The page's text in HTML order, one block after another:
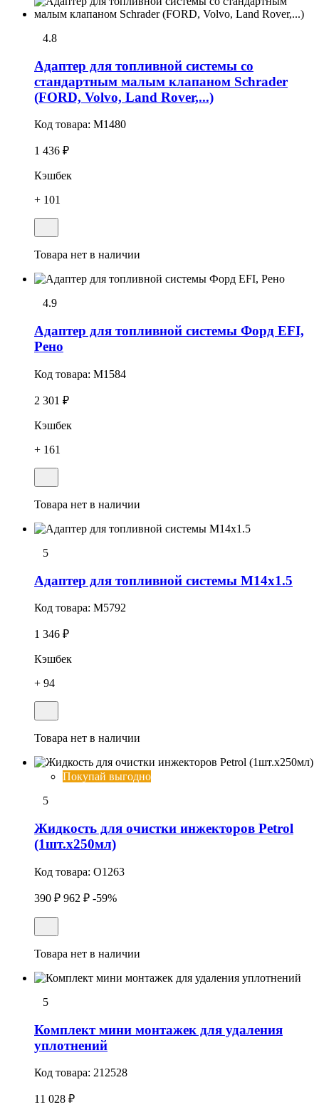
4.8
Адаптер для топливной системы со
стандартным малым клапаном Schrader
(FORD, Volvo, Land Rover,...)
Код товара: M1480
1 436 ₽
Кэшбек
+ 101
Товара нет в наличии
4.9
Адаптер для топливной системы Форд EFI,
Рено
Код товара: M1584
2 301 ₽
Кэшбек
+ 161
Товара нет в наличии
5
Адаптер для топливной системы М14х1.5
Код товара: M5792
1 346 ₽
Кэшбек
+ 94
Товара нет в наличии
Покупай выгодно
5
Жидкость для очистки инжекторов Petrol
(1шт.x250мл)
Код товара: O1263
390 ₽ 962 ₽ -59%
Товара нет в наличии
5
Комплект мини монтажек для удаления
уплотнений
Код товара: 212528
11 028 ₽